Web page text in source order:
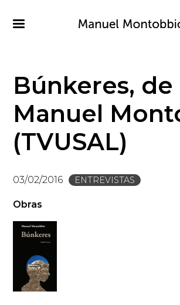
contenido
Búnkeres, de
Manuel
(TVUSAL)
03/02/2016 ENTREVISTAS
Obras